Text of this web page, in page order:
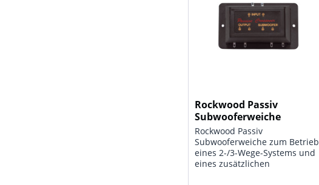
Rockwood Passiv
Subwooferweiche
Rockwood Passiv
Subwooferweiche zum Betrieb
eines 2-/3-Wege-Systems und
eines zusätzlichen